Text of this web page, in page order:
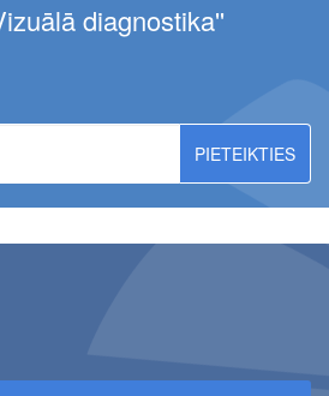
diagnostika''